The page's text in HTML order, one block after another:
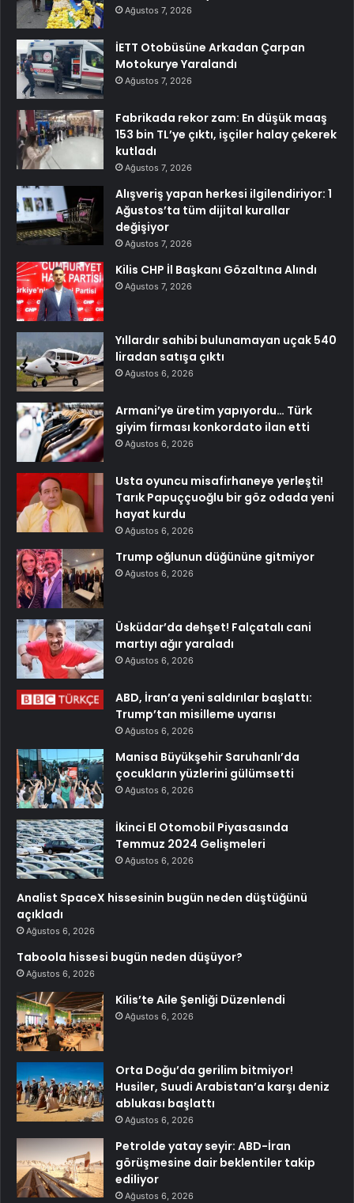
Ağustos 7, 2026
İETT Otobüsüne Arkadan Çarpan
Motokurye Yaralandı
Ağustos 7, 2026
Fabrikada rekor zam: En düşük maaş
153 bin TL’ye çıktı, işçiler halay çekerek
kutladı
Ağustos 7, 2026
Alışveriş yapan herkesi ilgilendiriyor: 1
Ağustos’ta tüm dijital kurallar
değişiyor
Ağustos 7, 2026
Kilis CHP İl Başkanı Gözaltına Alındı
Ağustos 7, 2026
Yıllardır sahibi bulunamayan uçak 540
liradan satışa çıktı
Ağustos 6, 2026
Armani’ye üretim yapıyordu… Türk
giyim firması konkordato ilan etti
Ağustos 6, 2026
Usta oyuncu misafirhaneye yerleşti!
Tarık Papuççuoğlu bir göz odada yeni
hayat kurdu
Ağustos 6, 2026
Trump oğlunun düğününe gitmiyor
Ağustos 6, 2026
Üsküdar’da dehşet! Falçatalı cani
martıyı ağır yaraladı
Ağustos 6, 2026
ABD, İran’a yeni saldırılar başlattı:
Trump’tan misilleme uyarısı
Ağustos 6, 2026
Manisa Büyükşehir Saruhanlı’da
çocukların yüzlerini gülümsetti
Ağustos 6, 2026
İkinci El Otomobil Piyasasında
Temmuz 2024 Gelişmeleri
Ağustos 6, 2026
Analist SpaceX hissesinin bugün neden düştüğünü
açıkladı
Ağustos 6, 2026
Taboola hissesi bugün neden düşüyor?
Ağustos 6, 2026
Kilis’te Aile Şenliği Düzenlendi
Ağustos 6, 2026
Orta Doğu’da gerilim bitmiyor!
Husiler, Suudi Arabistan’a karşı deniz
ablukası başlattı
Ağustos 6, 2026
Petrolde yatay seyir: ABD-İran
görüşmesine dair beklentiler takip
ediliyor
Ağustos 6, 2026